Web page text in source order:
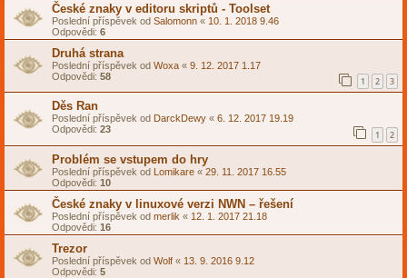
České znaky v editoru skriptů - Toolset
Poslední příspěvek od Salomonn « 10. 1. 2018 9.46
Odpovědi: 6
Druhá strana
Poslední příspěvek od Woxa « 9. 12. 2017 1.17
Odpovědi: 58 1 2 3
Děs Ran
Poslední příspěvek od DarckDewy « 6. 12. 2017 19.19
Odpovědi: 23 1 2
Problém se vstupem do hry
Poslední příspěvek od Lomikare « 29. 11. 2017 16.55
Odpovědi: 10
České znaky v linuxové verzi NWN – řešení
Poslední příspěvek od merlik « 12. 1. 2017 21.18
Odpovědi: 16
Trezor
Poslední příspěvek od Wolf « 13. 9. 2016 9.12
Odpovědi: 5